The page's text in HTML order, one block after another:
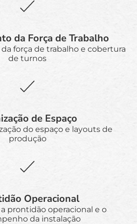
da Força de Trabalho
força de trabalho e cobertura
de turnos
de Espaço
do espaço e layouts de
produção
Operacional
prontidão operacional e o
da instalação